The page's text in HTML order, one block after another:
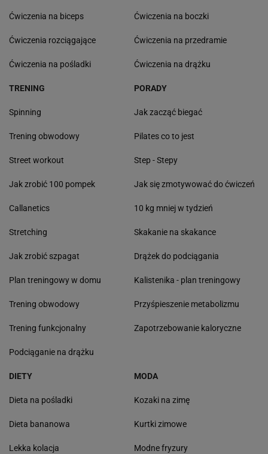
Ćwiczenia na biceps
Ćwiczenia rozciągające
Ćwiczenia na pośladki
Ćwiczenia na boczki
Ćwiczenia na przedramie
Ćwiczenia na drążku
TRENING
Spinning
Trening obwodowy
Street workout
Jak zrobić 100 pompek
Callanetics
Stretching
Jak zrobić szpagat
Plan treningowy w domu
Trening obwodowy
Trening funkcjonalny
Podciąganie na drążku
PORADY
Jak zacząć biegać
Pilates co to jest
Step - Stepy
Jak się zmotywować do ćwiczeń
10 kg mniej w tydzień
Skakanie na skakance
Drążek do podciągania
Kalistenika - plan treningowy
Przyśpieszenie metabolizmu
Zapotrzebowanie kaloryczne
DIETY
Dieta na pośladki
Dieta bananowa
Lekka kolacja
MODA
Kozaki na zimę
Kurtki zimowe
Modne fryzury